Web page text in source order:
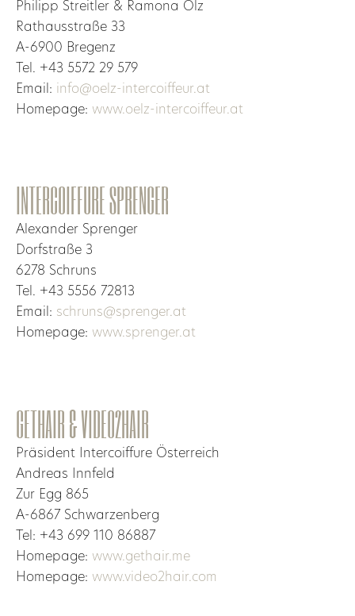
Philipp Streitler & Ramona Ölz
Rathausstraße 33
A-6900 Bregenz
Tel. +43 5572 29 579
Email: info@oelz-intercoiffeur.at
Homepage: www.oelz-intercoiffeur.at
INTERCOIFFURE SPRENGER
Alexander Sprenger
Dorfstraße 3
6278 Schruns
Tel. +43 5556 72813
Email: schruns@sprenger.at
Homepage: www.sprenger.at
GETHAIR & VIDEO2HAIR
Präsident Intercoiffure Österreich
Andreas Innfeld
Zur Egg 865
A-6867 Schwarzenberg
Tel: +43 699 110 86887
Homepage: www.gethair.me
Homepage: www.video2hair.com